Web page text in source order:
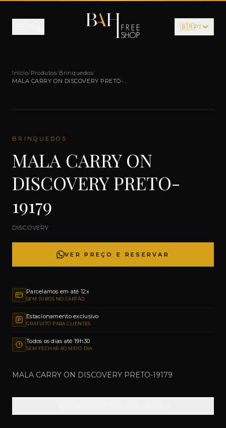
🇧🇷PT
Início/Produtos/Brinquedos/
MALA CARRY ON DISCOVERY PRETO-
BRINQUEDOS
MALA CARRY ON
DISCOVERY PRETO-
19179
DISCOVERY
VER PREÇO E RESERVAR
Parcelamos em até 12x
SEM JUROS NO CARTÃO
Estacionamento exclusivo
GRATUITO PARA CLIENTES
Todos os dias até 19h30
SEM FECHAR AO MEIO-DIA
MALA CARRY ON DISCOVERY PRETO-19179